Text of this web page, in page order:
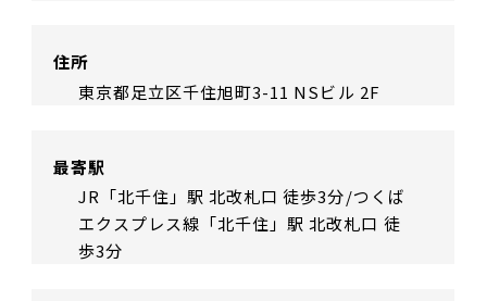
住所
東京都足立区千住旭町3-11 NSビル 2F
最寄駅
JR「北千住」駅 北改札口 徒歩3分/つくば
エクスプレス線「北千住」駅 北改札口 徒
歩3分